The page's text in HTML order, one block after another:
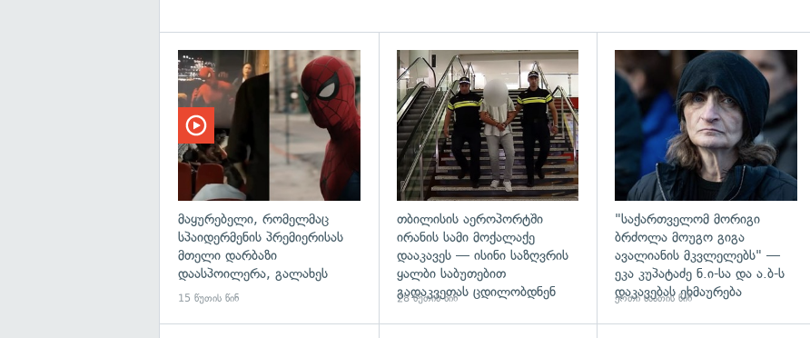
მაყურებელი, რომელმაც
სპაიდერმენის პრემიერისას
მთელი დარბაზი
დაასპოილერა, გალახეს
15 წუთის წინ
გადახედვა
თბილისის აეროპორტში
ირანის სამი მოქალაქე
დააკავეს — ისინი საზღვრის
ყალბი საბუთებით
გადაკვეთას ცდილობდნენ
28 წუთის წინ
"საქართველომ მორიგი
ბრძოლა მოუგო გიგა
ავალიანის მკვლელებს" —
ეკა კუპატაძე ნ.ი-სა და ა.ბ-ს
დაკავებას ეხმაურება
ერთი საათის წინ